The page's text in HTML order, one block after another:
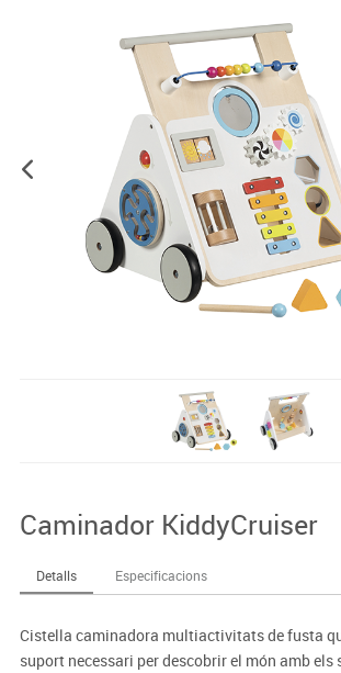
Caminador KiddyCruiser
Detalls Especificacions
Cistella caminadora multiactivitats de fusta
suport necessari per descobrir el món amb els